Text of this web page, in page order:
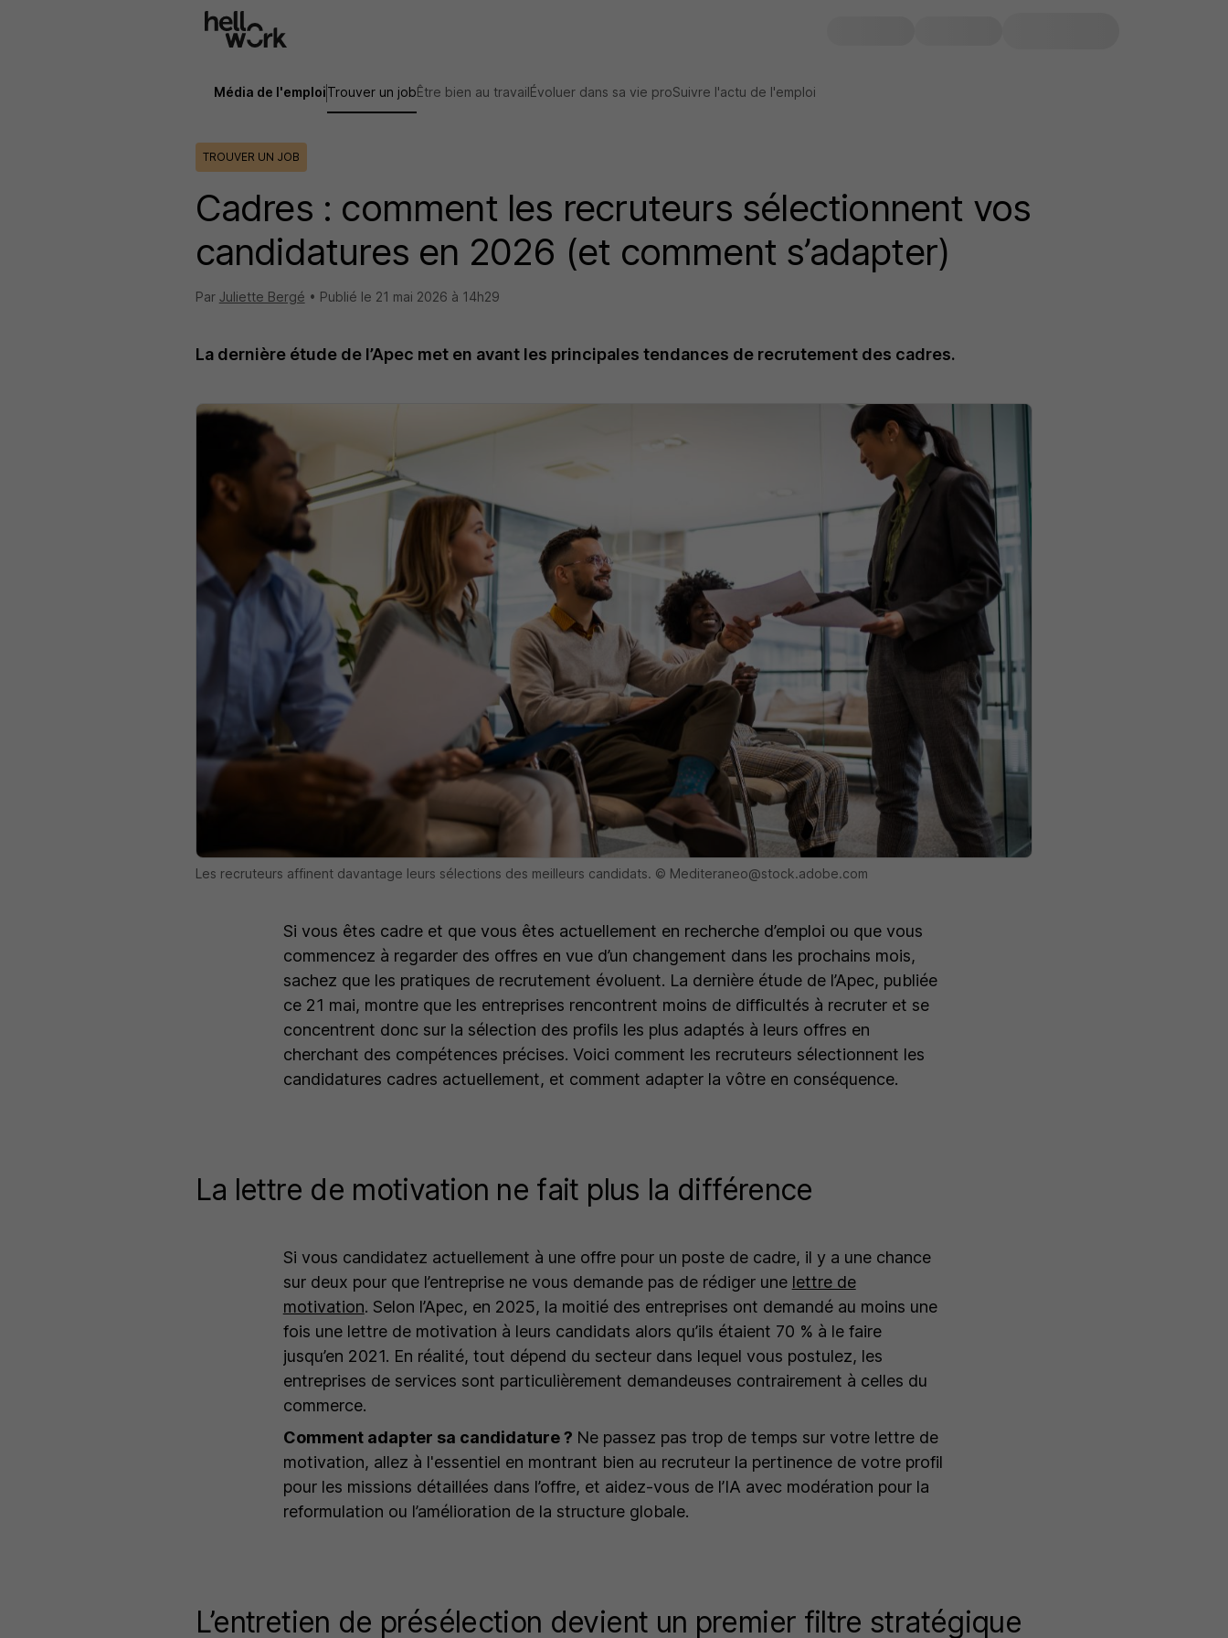
Média de l'emploiTrouver un jobÊtre bien au travailÉvoluer dans sa vie proSuivre l'actu de l'emploi
TROUVER UN JOB
Cadres : comment les recruteurs sélectionnent vos
candidatures en 2026 (et comment s’adapter)
Par Juliette Bergé • Publié le 21 mai 2026 à 14h29
La dernière étude de l’Apec met en avant les principales tendances de recrutement des cadres.
Les recruteurs affinent davantage leurs sélections des meilleurs candidats. © Mediteraneo@stock.adobe.com
Si vous êtes cadre et que vous êtes actuellement en recherche d’emploi ou que vous
commencez à regarder des offres en vue d’un changement dans les prochains mois,
sachez que les pratiques de recrutement évoluent. La dernière étude de l’Apec, publiée
ce 21 mai, montre que les entreprises rencontrent moins de difficultés à recruter et se
concentrent donc sur la sélection des profils les plus adaptés à leurs offres en
cherchant des compétences précises. Voici comment les recruteurs sélectionnent les
candidatures cadres actuellement, et comment adapter la vôtre en conséquence.
La lettre de motivation ne fait plus la différence
Si vous candidatez actuellement à une offre pour un poste de cadre, il y a une chance
sur deux pour que l’entreprise ne vous demande pas de rédiger une lettre de
motivation. Selon l’Apec, en 2025, la moitié des entreprises ont demandé au moins une
fois une lettre de motivation à leurs candidats alors qu’ils étaient 70 % à le faire
jusqu’en 2021. En réalité, tout dépend du secteur dans lequel vous postulez, les
entreprises de services sont particulièrement demandeuses contrairement à celles du
commerce.
Comment adapter sa candidature ? Ne passez pas trop de temps sur votre lettre de
motivation, allez à l'essentiel en montrant bien au recruteur la pertinence de votre profil
pour les missions détaillées dans l’offre, et aidez-vous de l’IA avec modération pour la
reformulation ou l’amélioration de la structure globale.
L’entretien de présélection devient un premier filtre stratégique